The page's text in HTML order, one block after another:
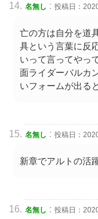
名無し : 投稿日：
亡の方は自分を道
具という言葉に反
いって言ってやっ
面ライダーバルカ
いフォームが出る
名無し : 投稿日：
新章でアルトの活
名無し : 投稿日：